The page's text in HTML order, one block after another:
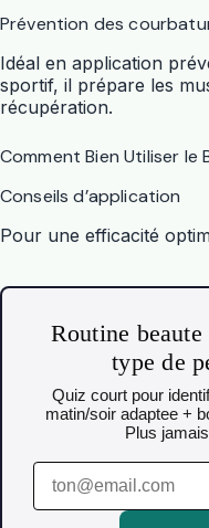
Prévention des
Idéal en application
sportif, il prépare les
récupération.
Comment Bien Utiliser le
Conseils d’application
Pour une efficacité
Routine
type de
Quiz court pour
matin/soir adaptee +
Plus